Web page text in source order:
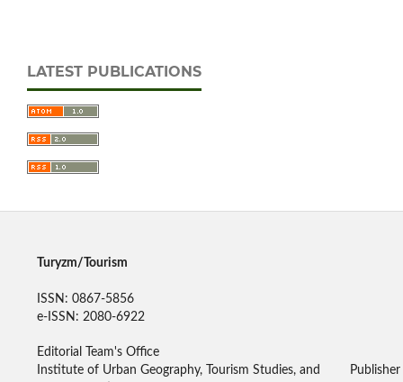
LATEST PUBLICATIONS
Turyzm/Tourism
ISSN: 0867-5856
e-ISSN: 2080-6922
Editorial Team's Office
Institute of Urban Geography, Tourism Studies, and
Publisher